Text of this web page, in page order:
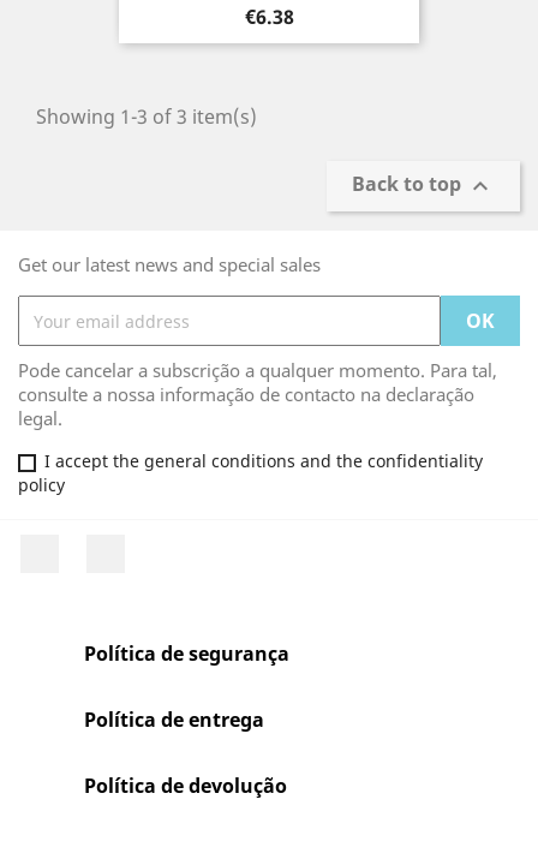
Price
€6.38
Showing 1-3 of 3 item(s)
Back to top 
Get our latest news and special sales
Pode cancelar a subscrição a qualquer momento. Para tal,
consulte a nossa informação de contacto na declaração
legal.
I accept the general conditions and the confidentiality
policy
Política de segurança
Política de entrega
Política de devolução